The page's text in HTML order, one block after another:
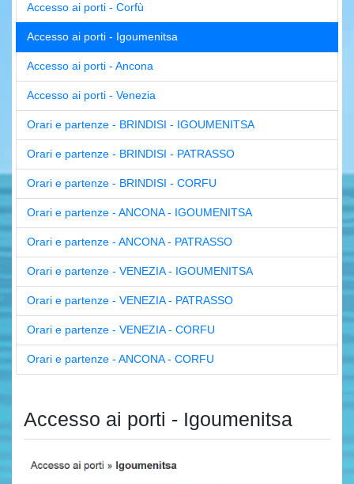
Accesso ai porti - Corfù
Accesso ai porti - Igoumenitsa
Accesso ai porti - Ancona
Accesso ai porti - Venezia
Orari e partenze - BRINDISI - IGOUMENITSA
Orari e partenze - BRINDISI - PATRASSO
Orari e partenze - BRINDISI - CORFU
Orari e partenze - ANCONA - IGOUMENITSA
Orari e partenze - ANCONA - PATRASSO
Orari e partenze - VENEZIA - IGOUMENITSA
Orari e partenze - VENEZIA - PATRASSO
Orari e partenze - VENEZIA - CORFU
Orari e partenze - ANCONA - CORFU
Accesso ai porti - Igoumenitsa